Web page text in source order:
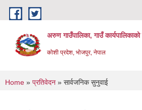
Skip to main content
अरुण गाउँपालिका, गाउँ कार्यपालिकाको
कोशी प्रदेश, भोजपुर, नेपाल
You are here
Home » प्रतिवेदन » सार्वजनिक सुनुवाई